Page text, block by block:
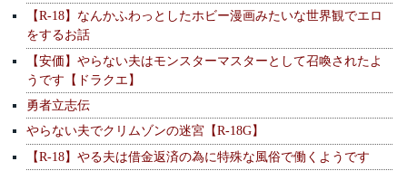
【R-18】なんかふわっとしたホビー漫画みたいな世界観でエロ
をするお話
【安価】やらない夫はモンスターマスターとして召喚されたよ
うです【ドラクエ】
勇者立志伝
やらない夫でクリムゾンの迷宮【R-18G】
【R-18】やる夫は借金返済の為に特殊な風俗で働くようです